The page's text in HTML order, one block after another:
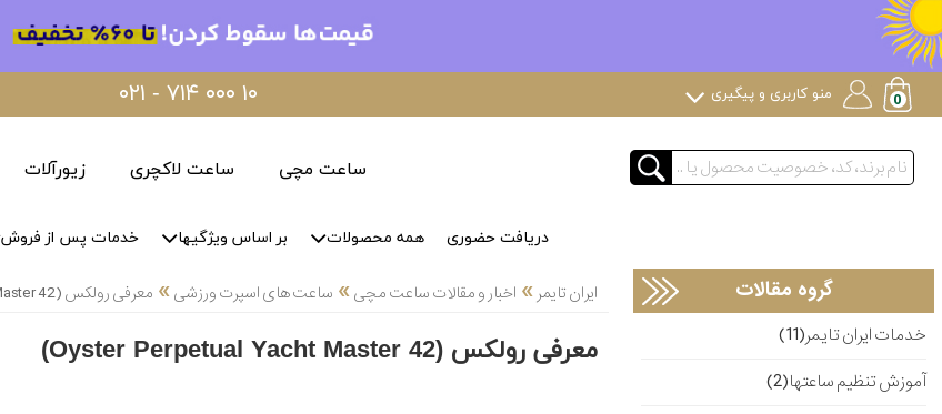
۰۲۱ - ۷۱۴ ۰۰۰ ۱۰ منو کاربری و پیگیری
ساعت مچی ساعت لاکچری زیورآلات
دریافت حضوری همه محصولات بر اساس ویژگیها خدمات پس از فروش
ایران تایمر » اخبار و مقالات ساعت مچی» ساعت های اسپرت ورزشی» معرفی رولکس (Oyster Perpetual Yacht Master 42)
معرفی رولکس (Oyster Perpetual Yacht Master 42)
گروه مقالات
خدمات ایران تایمر(11)
آموزش تنظیم ساعتها(2)